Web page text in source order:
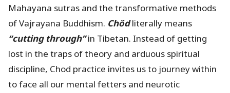
Mahayana sutras and the transformative methods
of Vajrayana Buddhism. Chödliterally means
“cutting through”in Tibetan. Instead of getting
lost in the traps of theory and arduous spiritual
discipline, Chod practice invites us to journey within
to face all our mental fetters and neurotic